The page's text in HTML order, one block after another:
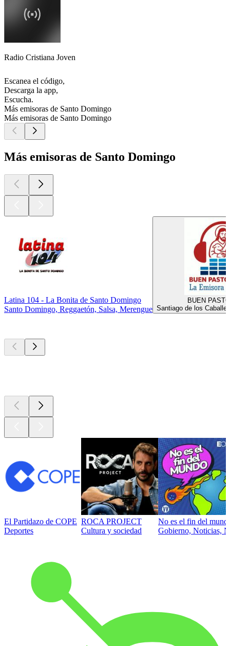
Radio Cristiana Joven
Escanea el código,
Descarga la app,
Escucha.
Más emisoras de Santo Domingo
Más emisoras de Santo Domingo
Más emisoras de Santo Domingo
Latina 104 - La Bonita de Santo Domingo
Santo Domingo, Reggaetón, Salsa, Merengue
BUEN
Santiago de los
El Partidazo de COPE
Deportes
ROCA PROJECT
Cultura y sociedad
No es el fin del
Gobierno, Noticias,